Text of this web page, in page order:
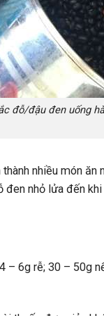
đỗ/đậu đen uống
nhiều món ăn
đen nhỏ lửa đến
– 6g rễ; 30 – 50g